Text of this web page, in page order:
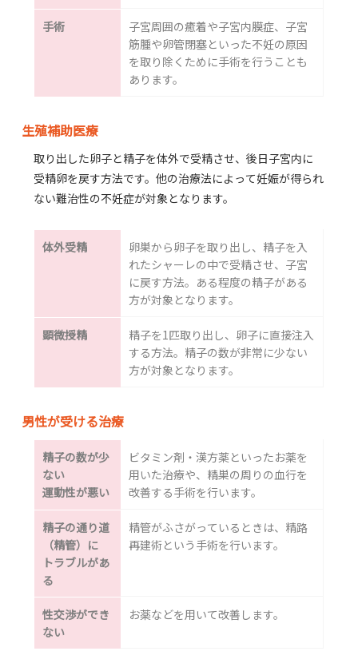
手術
子宮周囲の癒着や子宮内膜症、子宮
筋腫や卵管閉塞といった不妊の原因
を取り除くために手術を行うことも
あります。
生殖補助医療
取り出した卵子と精子を体外で受精させ、後日子宮内に
受精卵を戻す方法です。他の治療法によって妊娠が得られ
ない難治性の不妊症が対象となります。
体外受精
卵巣から卵子を取り出し、精子を入
れたシャーレの中で受精させ、子宮
に戻す方法。ある程度の精子がある
方が対象となります。
顕微授精
精子を1匹取り出し、卵子に直接注入
する方法。精子の数が非常に少ない
方が対象となります。
男性が受ける治療
精子の数が少
ない
運動性が悪い
ビタミン剤・漢方薬といったお薬を
用いた治療や、精巣の周りの血行を
改善する手術を行います。
精子の通り道
（精管）に
トラブルがあ
る
精管がふさがっているときは、精路
再建術という手術を行います。
性交渉ができ
ない
お薬などを用いて改善します。